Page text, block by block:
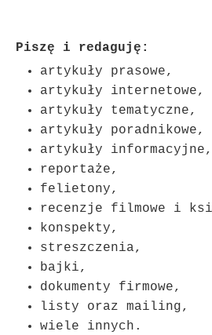
Piszę i redaguję:
artykuły prasowe,
artykuły internetowe,
artykuły tematyczne,
artykuły poradnikowe,
artykuły informacyjne,
reportaże,
felietony,
recenzje filmowe i
konspekty,
streszczenia,
bajki,
dokumenty firmowe,
listy oraz mailing,
wiele innych.